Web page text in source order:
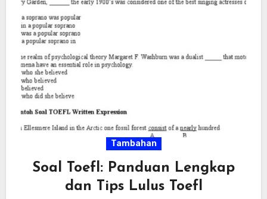
Tambahan
Soal Toefl: Panduan Lengkap
dan Tips Lulus Toefl